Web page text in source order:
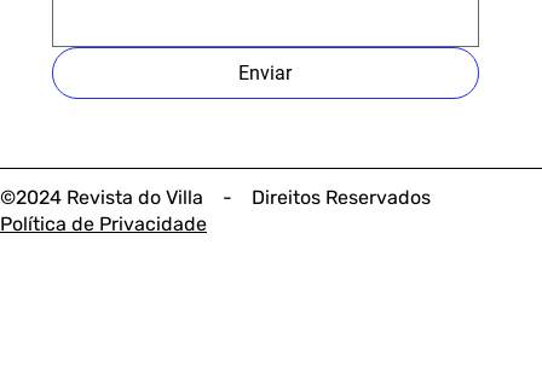
©2024 Revista do Villa - Direitos Reservados
Política de Privacidade
Enviar